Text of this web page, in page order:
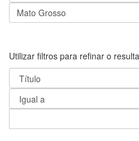
Utilizar filtros para refinar o